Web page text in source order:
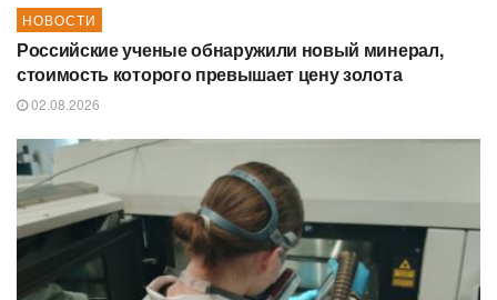
НОВОСТИ
Российские ученые обнаружили новый минерал,
стоимость которого превышает цену золота
02.08.2026